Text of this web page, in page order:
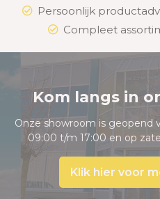
Persoonlijk
Compleet
Kom langs in
Onze showroom is geopend
09:00 t/m 17:00 en op
Klik hier voor